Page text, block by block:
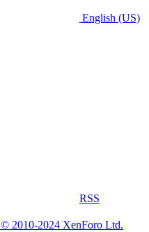
English (US)
RSS
© 2010-2024 XenForo Ltd.